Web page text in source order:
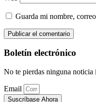
Guarda mi nombre,
Boletín electrónico
No te pierdas ninguna noticia
Email
Suscríbase Ahora